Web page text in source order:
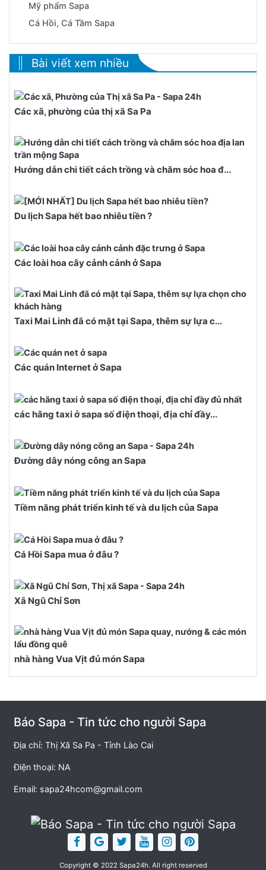
Mỹ phẩm Sapa
Cá Hồi, Cá Tầm Sapa
Bài viết xem nhiều
Các xã, phường của thị xã Sa Pa
Hướng dẫn chi tiết cách trồng và chăm sóc hoa đ...
Du lịch Sapa hết bao nhiêu tiền ?
Các loài hoa cây cảnh cảnh ở Sapa
Taxi Mai Linh đã có mặt tại Sapa, thêm sự lựa c...
Các quán Internet ở Sapa
các hãng taxi ở sapa số điện thoại, địa chỉ đầy...
Đường dây nóng công an Sapa
Tiềm năng phát triển kinh tế và du lịch của Sapa
Cá Hồi Sapa mua ở đâu ?
Xã Ngũ Chỉ Sơn
nhà hàng Vua Vịt đủ món Sapa
Báo Sapa - Tin tức cho người Sapa
Địa chỉ: Thị Xã Sa Pa - Tỉnh Lào Cai
Điện thoại: NA
Email: sapa24hcom@gmail.com
Copyright © 2022 Sapa24h. All right reserved